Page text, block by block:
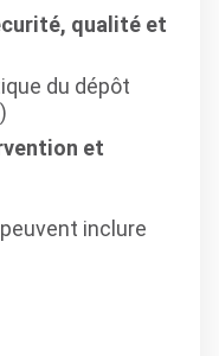
qualité et
du dépôt
et
inclure